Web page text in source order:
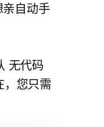
自动手
无代码
，您只需